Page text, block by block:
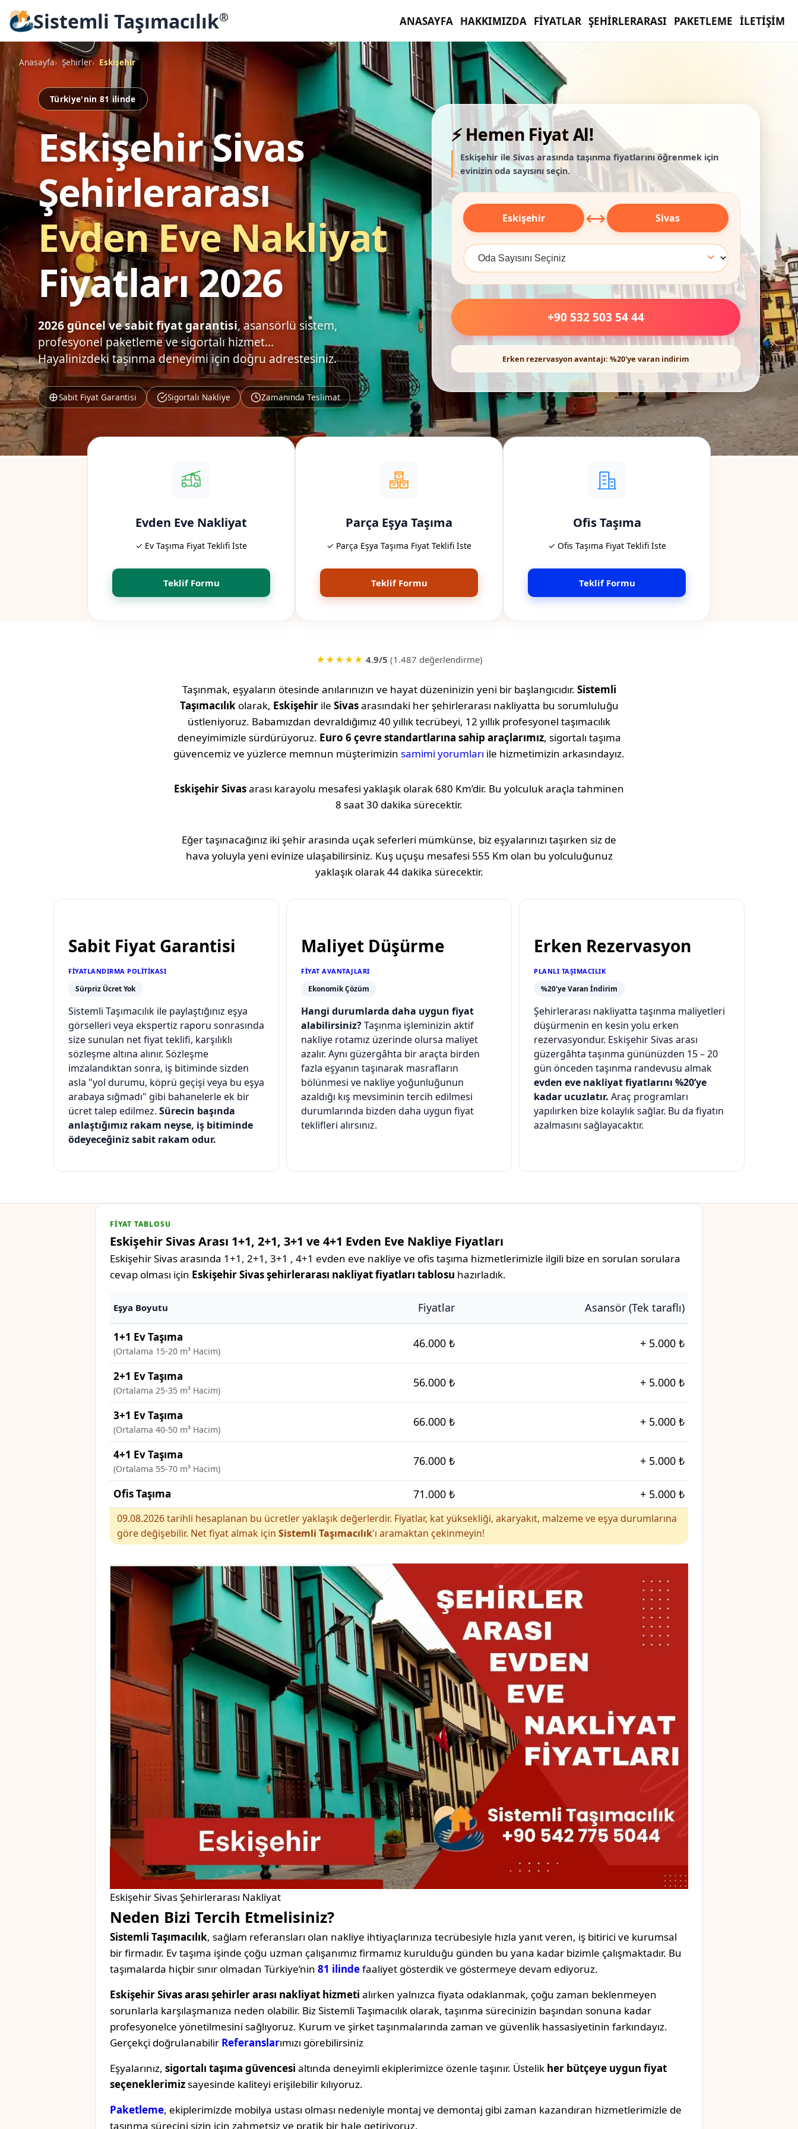
Sistemli Taşımacılık® ANASAYFA HAKKIMIZDA FIYATLAR ŞEHIRLERARASI PAKETLEME İLETIŞIM
Anasayfa Şehirler Eskişehir
Türkiye'nin 81 ilinde
Eskişehir Sivas
Şehirlerarası
Evden Eve Nakliyat
Fiyatları 2026
2026 güncel ve sabit fiyat garantisi, asansörlü sistem,
profesyonel paketleme ve sigortalı hizmet...
Hayalinizdeki taşınma deneyimi için doğru adrestesiniz.
Sabit Fiyat Garantisi Sigortalı Nakliye Zamanında Teslimat
⚡ Hemen Fiyat Al!
Eskişehir ile Sivas arasında taşınma fiyatlarını öğrenmek için
evinizin oda sayısını seçin.
Eskişehir ⟷ Sivas
+90 532 503 54 44
Erken rezervasyon avantajı: %20'ye varan indirim
Evden Eve Nakliyat
✓ Ev Taşıma Fiyat Teklifi İste
Teklif Formu
Parça Eşya Taşıma
✓ Parça Eşya Taşıma Fiyat Teklifi İste
Teklif Formu
Ofis Taşıma
✓ Ofis Taşıma Fiyat Teklifi İste
Teklif Formu
★★★★★ 4.9/5 (1.487 değerlendirme)
Taşınmak, eşyaların ötesinde anılarınızın ve hayat düzeninizin yeni bir başlangıcıdır. Sistemli
Taşımacılıkolarak, Eskişehirile Sivasarasındaki her şehirlerarası nakliyatta bu sorumluluğu
üstleniyoruz. Babamızdan devraldığımız 40 yıllık tecrübeyi, 12 yıllık profesyonel taşımacılık
deneyimimizle sürdürüyoruz. Euro 6 çevre standartlarına sahip araçlarımız, sigortalı taşıma
güvencemiz ve yüzlerce memnun müşterimizin samimi yorumları ile hizmetimizin arkasındayız.
EskişehirSivasarası karayolu mesafesi yaklaşık olarak 680 Km’dir. Bu yolculuk araçla tahminen
8 saat 30 dakika sürecektir.
Eğer taşınacağınız iki şehir arasında uçak seferleri mümkünse, biz eşyalarınızı taşırken siz de
hava yoluyla yeni evinize ulaşabilirsiniz. Kuş uçuşu mesafesi 555 Km olan bu yolculuğunuz
yaklaşık olarak44 dakika sürecektir.
Sabit Fiyat Garantisi
FIYATLANDIRMA POLITIKASI
Sürpriz Ücret Yok
Sistemli Taşımacılık ile paylaştığınız eşya
görselleri veya ekspertiz raporu sonrasında
size sunulan net fiyat teklifi, karşılıklı
sözleşme altına alınır. Sözleşme
imzalandıktan sonra, iş bitiminde sizden
asla "yol durumu, köprü geçişi veya bu eşya
arabaya sığmadı" gibi bahanelerle ek bir
ücret talep edilmez. Sürecin başında
anlaştığımız rakam neyse, iş bitiminde
ödeyeceğiniz sabit rakam odur.
Maliyet Düşürme
FIYAT AVANTAJLARI
Ekonomik Çözüm
Hangi durumlarda daha uygun fiyat
alabilirsiniz?Taşınma işleminizin aktif
nakliye rotamız üzerinde olursa maliyet
azalır. Aynı güzergâhta bir araçta birden
fazla eşyanın taşınarak masrafların
bölünmesi ve nakliye yoğunluğunun
azaldığı kış mevsiminin tercih edilmesi
durumlarında bizden daha uygun fiyat
teklifleri alırsınız.
Erken Rezervasyon
PLANLI TAŞIMACILIK
%20'ye Varan İndirim
Şehirlerarası nakliyatta taşınma maliyetleri
düşürmenin en kesin yolu erken
rezervasyondur. Eskişehir Sivas arası
güzergâhta taşınma gününüzden 15 – 20
gün önceden taşınma randevusu almak
evden eve nakliyat fiyatlarını %20’ye
kadar ucuzlatır. Araç programları
yapılırken bize kolaylık sağlar. Bu da fiyatın
azalmasını sağlayacaktır.
FIYAT TABLOSU
Eskişehir Sivas Arası 1+1, 2+1, 3+1 ve 4+1 Evden Eve Nakliye Fiyatları
Eskişehir Sivas arasında 1+1, 2+1, 3+1 , 4+1 evden eve nakliye ve ofis taşıma hizmetlerimizle ilgili bize en sorulan sorulara
cevap olması için Eskişehir Sivas şehirlerarası nakliyat fiyatları tablosu hazırladık.
Eşya Boyutu Fiyatlar Asansör (Tek taraflı)
1+1 Ev Taşıma
(Ortalama 15-20 m³ Hacim)
46.000 ₺ + 5.000 ₺
2+1 Ev Taşıma
(Ortalama 25-35 m³ Hacim)
56.000 ₺ + 5.000 ₺
3+1 Ev Taşıma
(Ortalama 40-50 m³ Hacim)
66.000 ₺ + 5.000 ₺
4+1 Ev Taşıma
(Ortalama 55-70 m³ Hacim)
76.000 ₺ + 5.000 ₺
Ofis Taşıma 71.000 ₺ + 5.000 ₺
09.08.2026 tarihli hesaplanan bu ücretler yaklaşık değerlerdir. Fiyatlar, kat yüksekliği, akaryakıt, malzeme ve eşya durumlarına
göre değişebilir. Net fiyat almak için Sistemli Taşımacılık'ı aramaktan çekinmeyin!
Eskişehir Sivas Şehirlerarası Nakliyat
Neden Bizi Tercih Etmelisiniz?
Sistemli Taşımacılık, sağlam referansları olan nakliye ihtiyaçlarınıza tecrübesiyle hızla yanıt veren, iş bitirici ve kurumsal
bir firmadır. Ev taşıma işinde çoğu uzman çalışanımız firmamız kurulduğu günden bu yana kadar bizimle çalışmaktadır. Bu
taşımalarda hiçbir sınır olmadan Türkiye’nin 81 ilindefaaliyet gösterdik ve göstermeye devam ediyoruz.
Eskişehir Sivas arası şehirler arası nakliyat hizmeti alırken yalnızca fiyata odaklanmak, çoğu zaman beklenmeyen
sorunlarla karşılaşmanıza neden olabilir. Biz Sistemli Taşımacılık olarak, taşınma sürecinizin başından sonuna kadar
profesyonelce yönetilmesini sağlıyoruz. Kurum ve şirket taşınmalarında zaman ve güvenlik hassasiyetinin farkındayız.
Gerçekçi doğrulanabilir Referanslarımızı görebilirsiniz
Eşyalarınız, sigortalı taşıma güvencesi altında deneyimli ekiplerimizce özenle taşınır. Üstelik her bütçeye uygun fiyat
seçeneklerimizsayesinde kaliteyi erişilebilir kılıyoruz.
Paketleme, ekiplerimizde mobilya ustası olması nedeniyle montaj ve demontaj gibi zaman kazandıran hizmetlerimizle de
taşınma sürecini sizin için zahmetsiz ve pratik bir hale getiriyoruz.